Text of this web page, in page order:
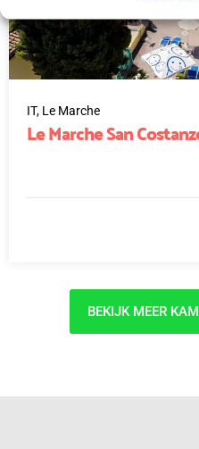
IT, Le Marche
Le Marche San
BEKIJK MEER